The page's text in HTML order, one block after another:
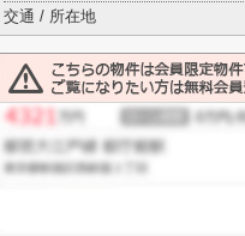
交通 / 所在地